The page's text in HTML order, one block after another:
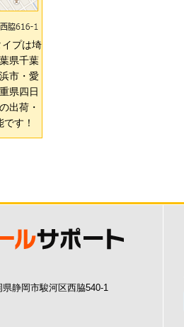
イプは埼
県千葉
市・愛
県四日
出荷・
す！
静岡市駿河区西脇540-1